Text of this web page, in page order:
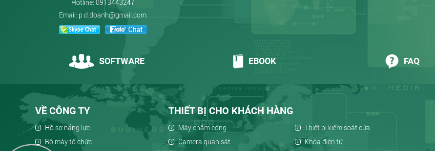
Hotline: 0913443247
Email: p.d.doanh@gmail.com
SOFTWARE EBOOK FAQ
VỀ CÔNG TY
Hồ sơ năng lực
Bộ máy tổ chức
THIẾT BỊ CHO KHÁCH HÀNG
Máy chấm công
Thiết bị kiểm soát cửa
Camera quan sát
Khóa điện tử